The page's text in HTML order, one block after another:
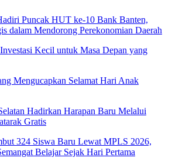
Puncak HUT ke-10 Bank Banten,
dalam Mendorong Perekonomian Daerah
Kecil untuk Masa Depan yang
Mengucapkan Selamat Hari Anak
Hadirkan Harapan Baru Melalui
Gratis
324 Siswa Baru Lewat MPLS 2026,
Belajar Sejak Hari Pertama